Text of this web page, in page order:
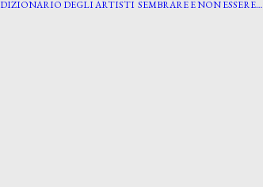
DIZIONARIO DEGLI ARTISTI SEMBRARE E NON ESSERE…